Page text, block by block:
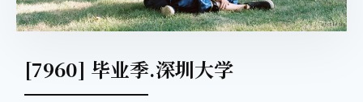
[7960] 毕业季.深圳大学